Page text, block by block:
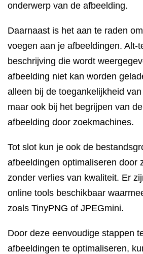
onderwerp van de afbeelding.
Daarnaast is het aan te raden
voegen aan je afbeeldingen. Alt-
beschrijving die wordt
afbeelding niet kan worden
alleen bij de toegankelijkheid
maar ook bij het begrijpen van
afbeelding door zoekmachines.
Tot slot kun je ook de
afbeeldingen optimaliseren door
zonder verlies van kwaliteit. Er
online tools beschikbaar
zoals TinyPNG of JPEGmini.
Door deze eenvoudige stappen
afbeeldingen te optimaliseren,